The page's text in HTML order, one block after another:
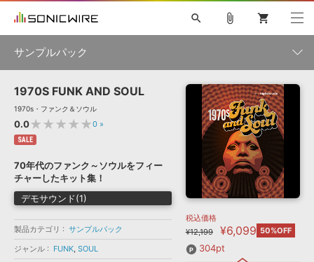
ソフト音源 »
プラグイン・エフェクト »
サンプルパック »
ソフトウェア／ツール »
特集 »
ニュースレター »
製品サポート情報 »
DTMガイド » 音楽カード
search
初音ミク NT 鏡音リン・レン V4X 巡音ルカ V4X
MEIKO V3
KAITO V3
VOCALOID
SPITFIRE AUDIO
VIENNA
EZ DRUMMER 3
ライセンスフリーBGM
DUBSTEP
ELECTRONICA
EDM TRANCE MUTANT
ROUTER.FM
ソフト音源 プラグイン・エフェクト
ソフトウェア／ツール 効果音
attach_file shopping_cart
サンプルパック
製品一覧
メーカー
フォーマット
1970S FUNK AND SOUL
1970s・ファンク＆ソウル
0.0★★★★★0 »
SALE
70年代のファンク～ソウルをフィー
チャーしたキット集！
デモサウンド(1)
製品カテゴリ
サンプルパック
ジャンル
FUNK, SOUL
税込価格
¥12,199
¥6,099 50%OFF
304pt